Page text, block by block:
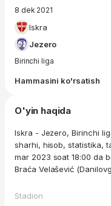
8 dek 2021
Iskra
Jezero
Birinchi liga
Hammasini ko'rsatish
O'yin haqida
Iskra - Jezero, Birinchi
sharhi, hisob, statistika,
mar 2023 soat 18:00 da
Braća Velašević
Stadion